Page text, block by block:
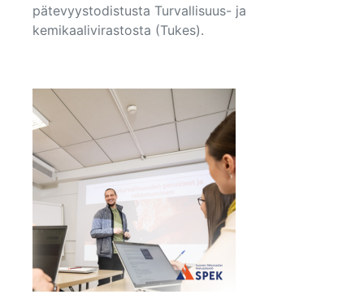
pätevyystodistusta Turvallisuus- ja
kemikaalivirastosta (Tukes).